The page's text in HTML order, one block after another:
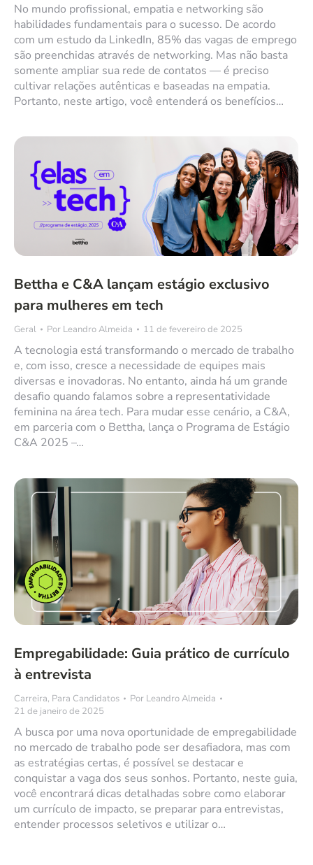
No mundo profissional, empatia e networking são
habilidades fundamentais para o sucesso. De acordo
com um estudo da LinkedIn, 85% das vagas de emprego
são preenchidas através de networking. Mas não basta
somente ampliar sua rede de contatos — é preciso
cultivar relações autênticas e baseadas na empatia.
Portanto, neste artigo, você entenderá os benefícios…
Bettha e C&A lançam estágio exclusivo
para mulheres em tech
Geral Por Leandro Almeida 11 de fevereiro de 2025
A tecnologia está transformando o mercado de trabalho
e, com isso, cresce a necessidade de equipes mais
diversas e inovadoras. No entanto, ainda há um grande
desafio quando falamos sobre a representatividade
feminina na área tech. Para mudar esse cenário, a C&A,
em parceria com o Bettha, lança o Programa de Estágio
C&A 2025 –…
Empregabilidade: Guia prático de currículo
à entrevista
Carreira, Para Candidatos Por Leandro Almeida
21 de janeiro de 2025
A busca por uma nova oportunidade de empregabilidade
no mercado de trabalho pode ser desafiadora, mas com
as estratégias certas, é possível se destacar e
conquistar a vaga dos seus sonhos. Portanto, neste guia,
você encontrará dicas detalhadas sobre como elaborar
um currículo de impacto, se preparar para entrevistas,
entender processos seletivos e utilizar o…